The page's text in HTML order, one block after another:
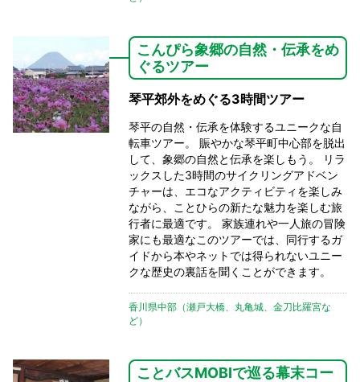
こんぴら象郷の自然・伝承をめ
ぐるツアー
琴平郊外をめぐる3時間ツアー
琴平の自然・伝承を体験するユニークな自
転車ツアー。 賑やかな琴平町中心部を脱出
して、象郷の自然と伝承を楽しもう。 リラ
ックスした3時間のサイクリングアドベン
チャーは、エコなアクティビティを楽しみ
ながら、ことひらの新たな魅力を楽しむ旅
行者に最適です。 家族連れや一人旅の冒険
家にも最適なこのツアーでは、同行するガ
イドから本やネットでは得られないユニー
クな歴史の裏話を聞くことができます。
香川県中部（瀬戸大橋、丸亀城、金刀比羅宮な
ど）
ことバスMOBIで巡る幕末コー